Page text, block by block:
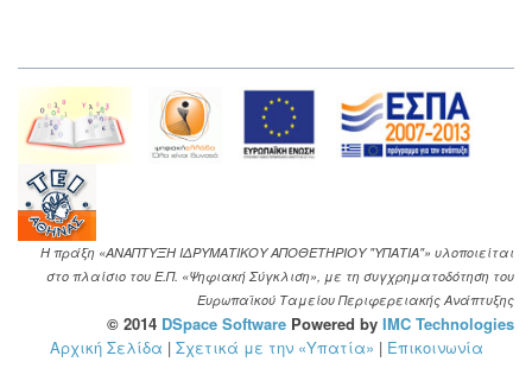
Η πράξη «ΑΝΑΠΤΥΞΗ ΙΔΡΥΜΑΤΙΚΟΥ ΑΠΟΘΕΤΗΡΙΟΥ "ΥΠΑΤΙΑ"» υλοποιείται
στο πλαίσιο του Ε.Π. «Ψηφιακή Σύγκλιση», με τη συγχρηματοδότηση του
Ευρωπαϊκού Ταμείου Περιφερειακής Ανάπτυξης
© 2014 DSpace Software Powered by IMC Technologies
Αρχική Σελίδα | Σχετικά με την «Υπατία» | Επικοινωνία